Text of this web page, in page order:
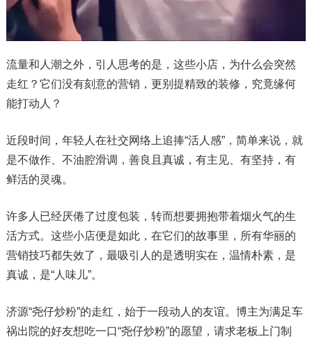
流量和人潮之外，引人思考的是，这些小店，为什么会突然
走红？它们没有刻意的营销，更别提精致的装修，究竟缘何
能打动人？
近段时间，年轻人在社交网络上追捧“活人感”，简单来说，就
是不做作、不油腔滑调，善良且真诚，有主见、有坚持，有
鲜活的灵魂。
许多人已经厌倦了过度包装，转而想要拥抱带着烟火气的生
活方式。这些小店便是如此，在它们的故事里，所有华丽的
营销技巧都失效了，最吸引人的是透明实在，温情朴素，是
真诚，是“人味儿”。
济源“尧仔炒粉”的走红，始于一段动人的友谊。博主为满足车
祸出院的好友想吃一口“尧仔炒粉”的愿望，请求老板上门制